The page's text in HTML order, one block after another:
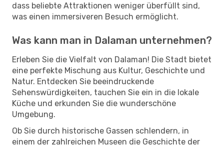
dass beliebte Attraktionen weniger überfüllt sind,
was einen immersiveren Besuch ermöglicht.
Was kann man in Dalaman unternehmen?
Erleben Sie die Vielfalt von Dalaman! Die Stadt bietet
eine perfekte Mischung aus Kultur, Geschichte und
Natur. Entdecken Sie beeindruckende
Sehenswürdigkeiten, tauchen Sie ein in die lokale
Küche und erkunden Sie die wunderschöne
Umgebung.
Ob Sie durch historische Gassen schlendern, in
einem der zahlreichen Museen die Geschichte der